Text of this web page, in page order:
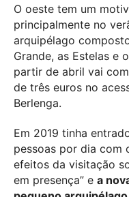
O oeste tem um
principalmente no
arquipélago
Grande, as Estelas e
partir de abril vai
de três euros no
Berlenga.
Em 2019 tinha
pessoas por dia com
efeitos da visitação
em presença” e a